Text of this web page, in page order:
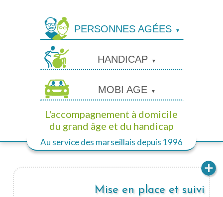
PERSONNES AGÉES
HANDICAP
MOBI AGE
L'accompagnement à domicile
du grand âge et du handicap
Au service des marseillais depuis 1996
Mise en place et suivi